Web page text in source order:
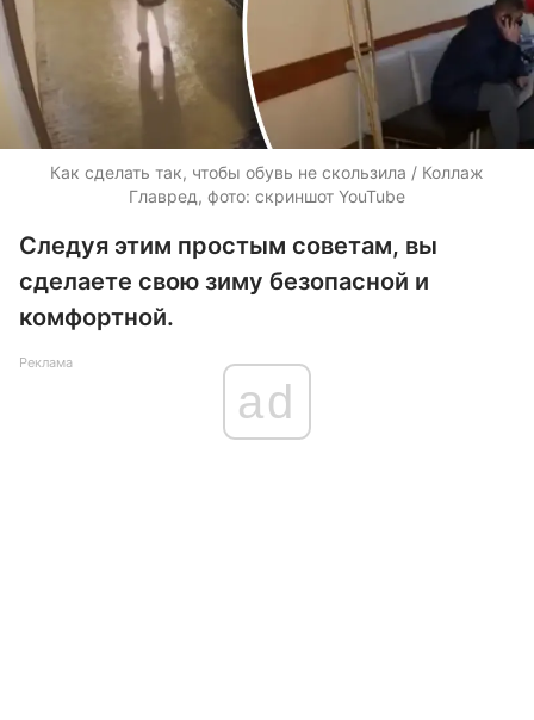
Как сделать так, чтобы обувь не скользила / Коллаж
Главред, фото: скриншот YouTube
Следуя этим простым советам, вы
сделаете свою зиму безопасной и
комфортной.
Реклама
ad